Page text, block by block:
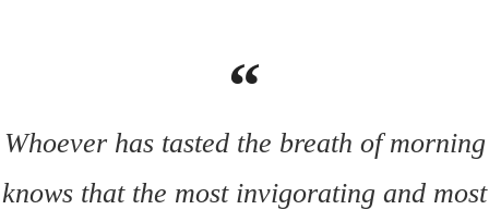
Whoever has tasted the breath of morning
knows that the most invigorating and most